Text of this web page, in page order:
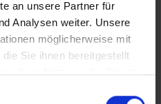
an unsere Partner für
Analysen weiter. Unsere
möglicherweise mit
Sie ihnen bereitgestellt
Ihrer Nutzung der Dienste
übersicht leistungen
weihnacht
zwei tage